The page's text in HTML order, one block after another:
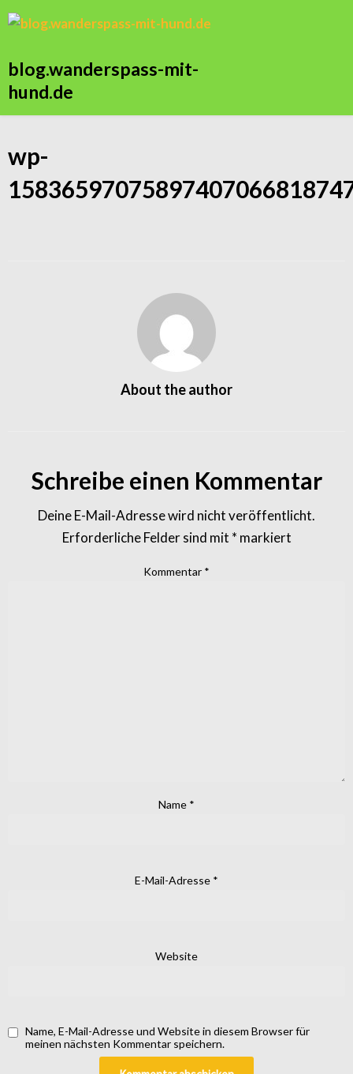
blog.wanderspass-mit-
hund.de
wp-
About the author
Schreibe einen Kommentar
Deine E-Mail-Adresse wird nicht veröffentlicht.
Erforderliche Felder sind mit * markiert
Kommentar *
Name *
E-Mail-Adresse *
Website
Name, E-Mail-Adresse und Website in diesem Browser für
meinen nächsten Kommentar speichern.